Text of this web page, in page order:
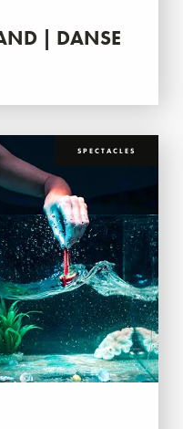
| DANSE
SPECTACLES